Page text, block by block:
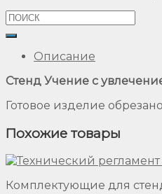
Описание
Стенд Учение с
Готовое изделие
Похожие товары
Комплектующие для